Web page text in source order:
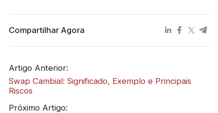
Compartilhar Agora
Artigo Anterior:
Swap Cambial: Significado, Exemplo e Principais
Riscos
Próximo Artigo: